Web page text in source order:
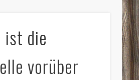
ist die
vorüber